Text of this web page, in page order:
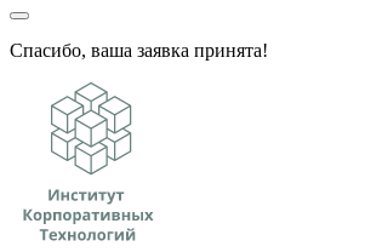
Спасибо, ваша заявка принята!